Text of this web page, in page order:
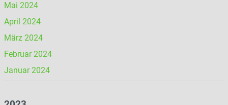
Mai 2024
April 2024
März 2024
Februar 2024
Januar 2024